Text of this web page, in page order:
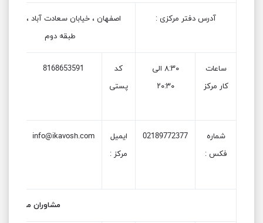
آدرس دفتر مرکزی :
طبقه دوم
ساعات
کار مرکز
۸:۳۰ الی
۲۰:۳۰
کد
پستی
8168653591
شماره
فکس :
02189772377
ایمیل
مرکز :
info@ikavosh.com
مشاوران مرکز